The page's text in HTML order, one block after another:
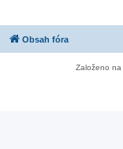
Obsah fóra
Založeno na